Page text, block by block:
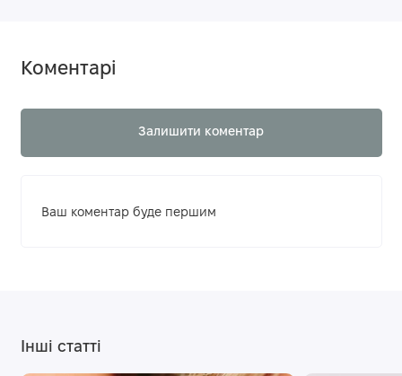
Коментарі
Залишити коментар
Ваш коментар буде першим
Інші статті